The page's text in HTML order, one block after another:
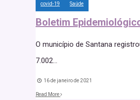
covid-19 Saúde
Boletim
O município de Santana
7.002...
16 de janeiro de 2021
Read More